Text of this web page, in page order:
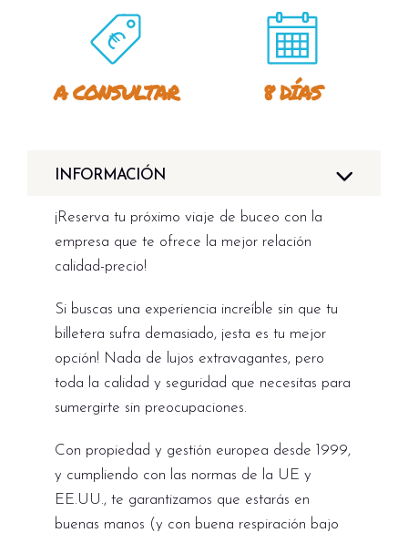
A CONSULTAR 8 DÍAS
INFORMACIÓN
¡Reserva tu próximo viaje de buceo con la
empresa que te ofrece la mejor relación
calidad-precio!
Si buscas una experiencia increíble sin que tu
billetera sufra demasiado, ¡esta es tu mejor
opción! Nada de lujos extravagantes, pero
toda la calidad y seguridad que necesitas para
sumergirte sin preocupaciones.
Con propiedad y gestión europea desde 1999,
y cumpliendo con las normas de la UE y
EE.UU., te garantizamos que estarás en
buenas manos (y con buena respiración bajo